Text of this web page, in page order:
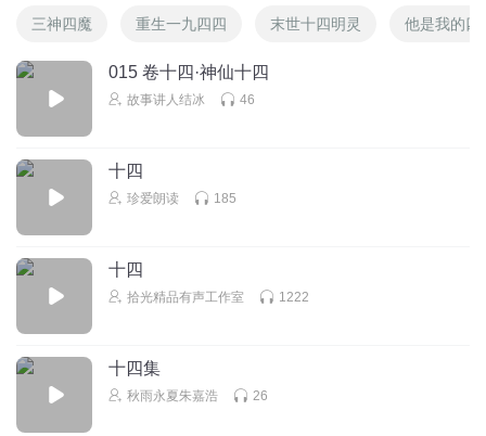
三神四魔 重生一九四四 末世十四明灵 他是我的四
015 卷十四·神仙十四
故事讲人结冰 46
十四
珍爱朗读 185
十四
拾光精品有声工作室 1222
十四集
秋雨永夏朱嘉浩 26